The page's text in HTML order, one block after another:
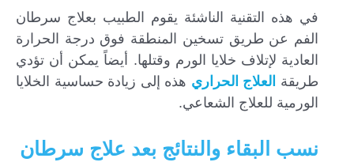
في هذه التقنية الناشئة يقوم الطبيب بعلاج سرطان
الفم عن طريق تسخين المنطقة فوق درجة الحرارة
العادية لإتلاف خلايا الورم وقتلها. أيضاً يمكن أن تؤدي
طريقة العلاج الحراري هذه إلى زيادة حساسية الخلايا
الورمية للعلاج الشعاعي.
نسب البقاء والنتائج بعد علاج سرطان